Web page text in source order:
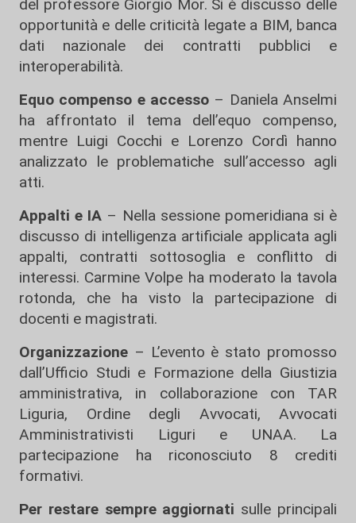
del professore Giorgio Mor. Si è discusso delle
opportunità e delle criticità legate a BIM, banca
dati nazionale dei contratti pubblici e
interoperabilità.
Equo compenso e accesso – Daniela Anselmi
ha affrontato il tema dell’equo compenso,
mentre Luigi Cocchi e Lorenzo Cordì hanno
analizzato le problematiche sull’accesso agli
atti.
Appalti e IA – Nella sessione pomeridiana si è
discusso di intelligenza artificiale applicata agli
appalti, contratti sottosoglia e conflitto di
interessi. Carmine Volpe ha moderato la tavola
rotonda, che ha visto la partecipazione di
docenti e magistrati.
Organizzazione – L’evento è stato promosso
dall’Ufficio Studi e Formazione della Giustizia
amministrativa, in collaborazione con TAR
Liguria, Ordine degli Avvocati, Avvocati
Amministrativisti Liguri e UNAA. La
partecipazione ha riconosciuto 8 crediti
formativi.
Per restare sempre aggiornati sulle principali